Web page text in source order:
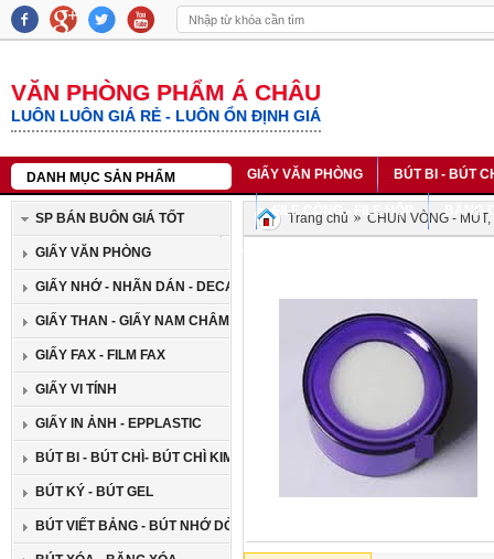
VĂN PHÒNG PHẨM Á CHÂU
LUÔN LUÔN GIÁ RẺ - LUÔN ỔN ĐỊNH GIÁ
DANH MỤC SẢN PHẨM GIẤY VĂN PHÒNG BÚT BI - BÚT
SỔ DA - SỔ LÒ XO - SỔ BÌA CỨNG FILE CÒNG - FILE HỘP BĂNG
BĂNG MỰC IN NHÃN CASIO LIÊN HỆ
SP BÁN BUÔN GIÁ TỐT
GIẤY VĂN PHÒNG
GIẤY NHỚ - NHÃN DÁN - DECAN
GIẤY THAN - GIẤY NAM CHÂM
GIẤY FAX - FILM FAX
GIẤY VI TÍNH
GIẤY IN ẢNH - EPPLASTIC
BÚT BI - BÚT CHÌ- BÚT CHÌ KIM
BÚT KÝ - BÚT GEL
BÚT VIẾT BẢNG - BÚT NHỚ DÒNG
Trang chủ CHUN VÒNG -